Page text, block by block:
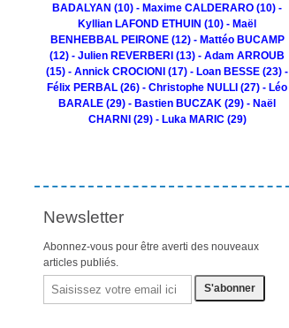
BADALYAN (10) - Maxime CALDERARO (10) -
Kyllian LAFOND ETHUIN (10) - Maël
BENHEBBAL PEIRONE (12) - Mattéo BUCAMP
(12) - Julien REVERBERI (13) - Adam ARROUB
(15) - Annick CROCIONI (17) - Loan BESSE (23) -
Félix PERBAL (26) - Christophe NULLI (27) - Léo
BARALE (29) - Bastien BUCZAK (29) - Naël
CHARNI (29) - Luka MARIC (29)
Newsletter
Abonnez-vous pour être averti des nouveaux
articles publiés.
Email